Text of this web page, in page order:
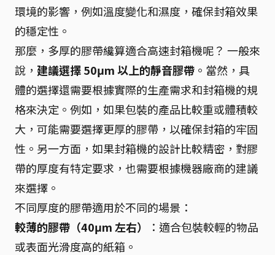
環境的影響，例如溫度變化和濕度，確保封箱效果
的穩定性。
那麼，多厚的膠帶纔算適合高速封箱機呢？ 一般來
說， 建議選擇 50μm 以上的靜音膠帶 。當然，具
體的選擇還需要根據實際的生產需求和封箱機的規
格來決定。例如，如果包裝的產品比較重或體積較
大，可能需要選擇更厚的膠帶，以確保封箱的牢固
性。另一方面，如果封箱機的設計比較精密，對膠
帶的厚度有特定要求，也需要根據機器廠商的建議
來選擇。
不同厚度的膠帶適用於不同的場景：
較薄的膠帶（40μm 左右）
：適合包裝較輕的物品
或表面光滑度高的紙箱。